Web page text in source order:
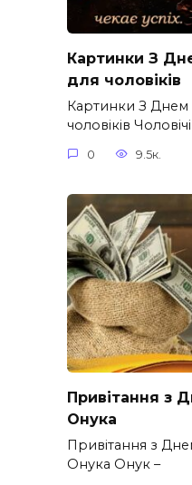
Картинки З
для чоловіків​
Картинки З
чоловіків​ Чоловічі
0 9.5к.
Привітання з
Онука
Привітання з
Онука Онук –